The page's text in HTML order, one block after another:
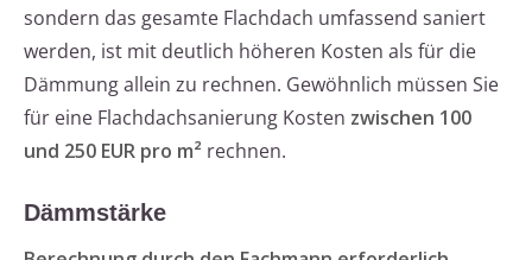
sondern das gesamte Flachdach umfassend saniert
werden, ist mit deutlich höheren Kosten als für die
Dämmung allein zu rechnen. Gewöhnlich müssen Sie
für eine Flachdachsanierung Kosten zwischen 100
und 250 EUR pro m² rechnen.
Dämmstärke